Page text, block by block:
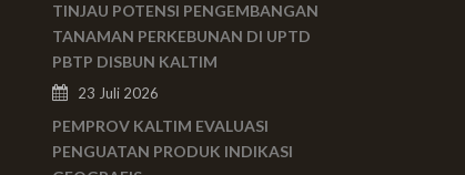
TINJAU POTENSI PENGEMBANGAN
TANAMAN PERKEBUNAN DI UPTD
PBTP DISBUN KALTIM
23 Juli 2026
PEMPROV KALTIM EVALUASI
PENGUATAN PRODUK INDIKASI